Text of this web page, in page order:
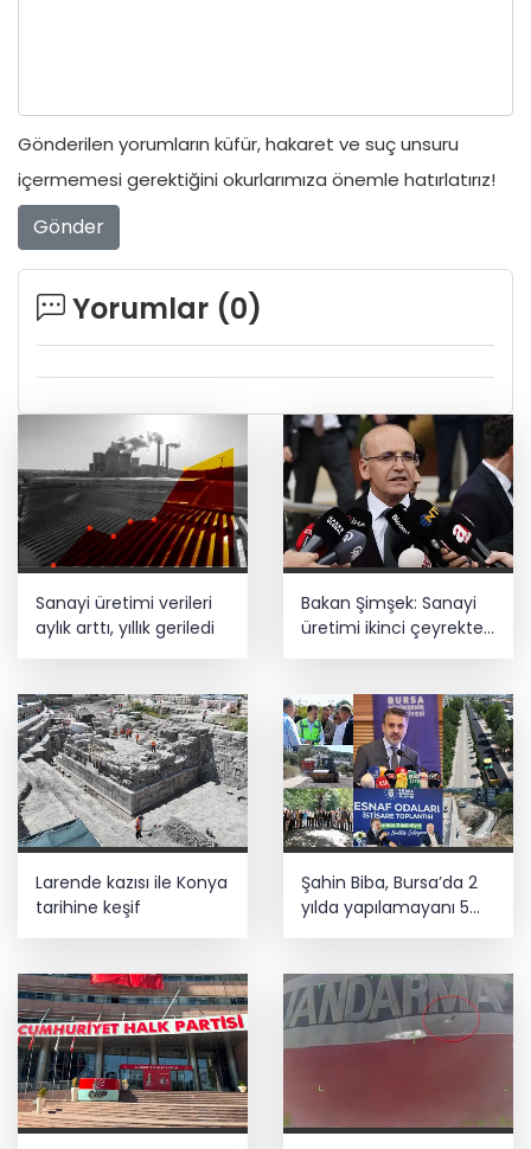
Gönderilen yorumların küfür, hakaret ve suç unsuru
içermemesi gerektiğini okurlarımıza önemle hatırlatırız!
Gönder
Yorumlar (0)
Sanayi üretimi verileri
aylık arttı, yıllık geriledi
Bakan Şimşek: Sanayi
üretimi ikinci çeyrekte
Larende kazısı ile Konya
tarihine keşif
Şahin Biba, Bursa’da 2
yılda yapılamayanı 5
ayda yapıyor